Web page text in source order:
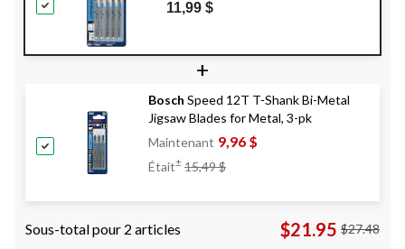
11,99 $
+
Bosch Speed 12T T-Shank Bi-Metal
Jigsaw Blades for Metal, 3-pk
Maintenant 9,96 $
Était± 15,49 $
Sous-total pour 2 articles $21.95 $27.48